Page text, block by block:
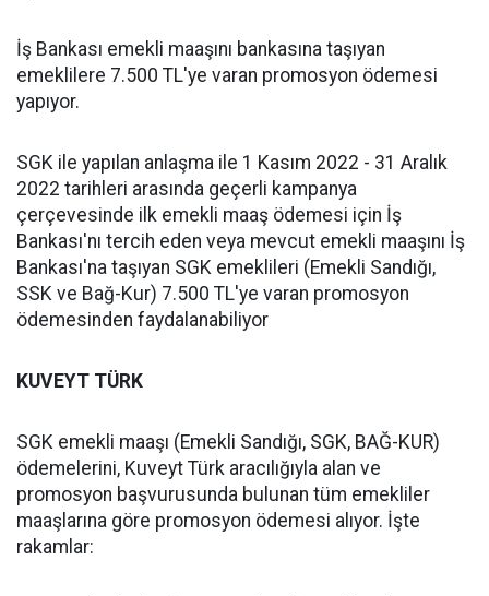
İş Bankası emekli maaşını bankasına taşıyan
emeklilere 7.500 TL'ye varan promosyon ödemesi
yapıyor.
SGK ile yapılan anlaşma ile 1 Kasım 2022 - 31 Aralık
2022 tarihleri arasında geçerli kampanya
çerçevesinde ilk emekli maaş ödemesi için İş
Bankası'nı tercih eden veya mevcut emekli maaşını İş
Bankası'na taşıyan SGK emeklileri (Emekli Sandığı,
SSK ve Bağ-Kur) 7.500 TL'ye varan promosyon
ödemesinden faydalanabiliyor
KUVEYT TÜRK
SGK emekli maaşı (Emekli Sandığı, SGK, BAĞ-KUR)
ödemelerini, Kuveyt Türk aracılığıyla alan ve
promosyon başvurusunda bulunan tüm emekliler
maaşlarına göre promosyon ödemesi alıyor. İşte
rakamlar: